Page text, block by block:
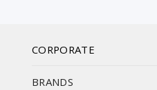
CORPORATE
BRANDS